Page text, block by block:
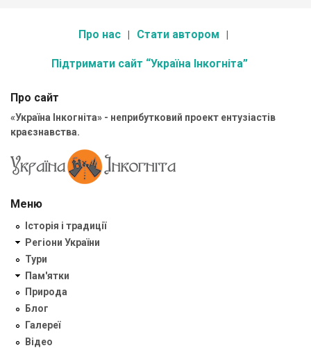
Про нас Стати автором
Підтримати сайт “Україна Інкогніта”
Про сайт
«Україна Інкогніта» - неприбутковий проект ентузіастів
краєзнавства.
Меню
Історія і традиції
Регіони України
Тури
Пам'ятки
Природа
Блог
Галереї
Відео